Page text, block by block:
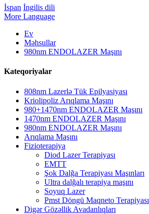
İspan İngilis dili
More Language
Ev
Məhsullar
980nm ENDOLAZER Maşını
Kateqoriyalar
808nm Lazerlə Tük Epilyasiyası
Kriolipoliz Arıqlama Maşını
980+1470nm ENDOLAZER Maşını
1470nm ENDOLAZER Maşını
980nm ENDOLAZER Maşını
Arıqlama Maşını
Fizioterapiya
Diod Lazer Terapiyası
EMTT
Şok Dalğa Terapiyası Maşınları
Ultra dalğalı terapiya maşını
Soyuq Lazer
Pmst Döngü Maqneto Terapiyası
Digər Gözəllik Avadanlıqları